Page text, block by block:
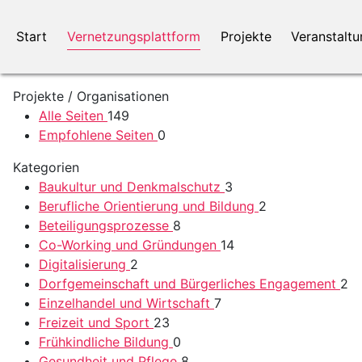
Start Vernetzungsplattform Projekte
Projekte / Organisationen
Alle Seiten 149
Empfohlene Seiten 0
Kategorien
Baukultur und Denkmalschutz 3
Berufliche Orientierung und Bildung 2
Beteiligungsprozesse 8
Co-Working und Gründungen 14
Digitalisierung 2
Dorfgemeinschaft und Bürgerliches Engagement 2
Einzelhandel und Wirtschaft 7
Freizeit und Sport 23
Frühkindliche Bildung 0